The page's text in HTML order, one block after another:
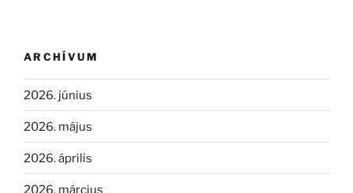
ARCHÍVUM
2026. június
2026. május
2026. április
2026. március